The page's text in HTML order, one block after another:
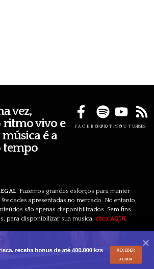
vez,
vivo e
é a
tempo
FACEBOOKSPOTIFYYOUTUBE
RSS
: Fazemos grandes esforços para manter
9vidades apresentadas no mercado. No entanto,
são apenas disponibilizados. Sem fins
para disponibilizar sua musica, clica AQUI.
receba bonus de até 400.000 kzs RECEBER
AGORA